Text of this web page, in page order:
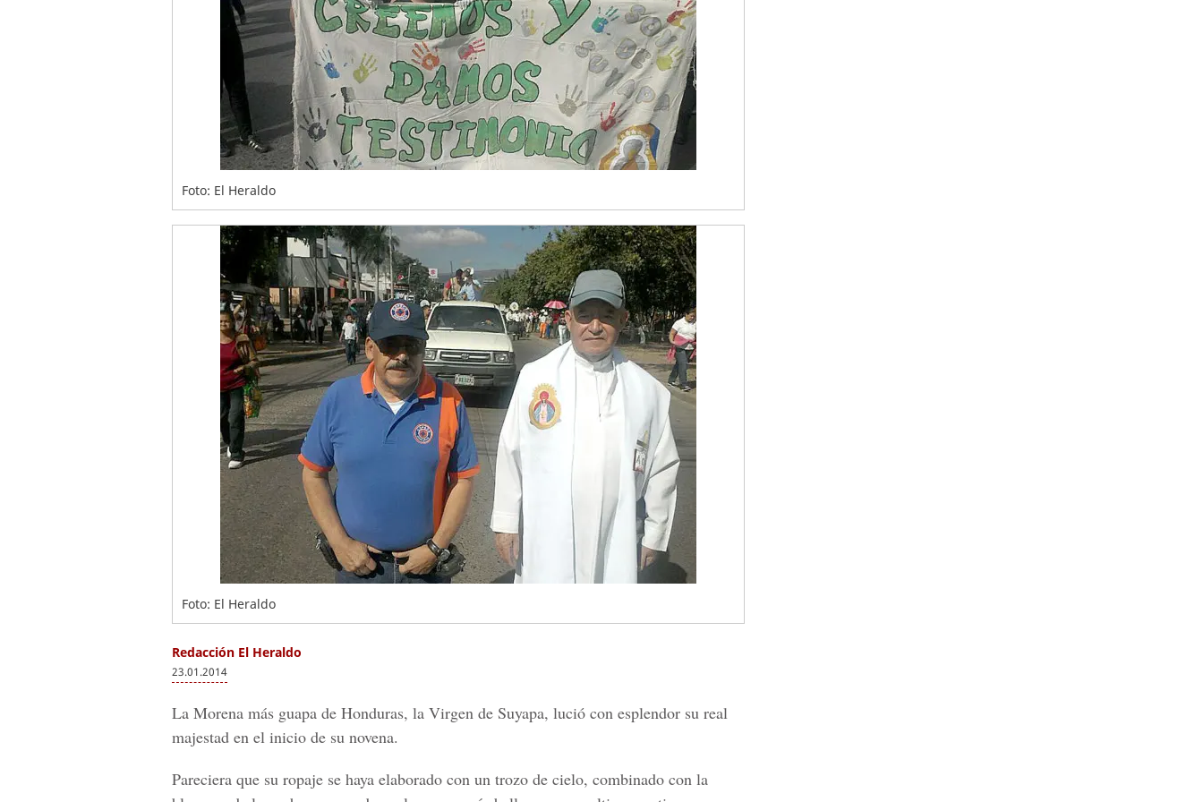
Foto: El Heraldo
Foto: El Heraldo
Redacción El Heraldo
23.01.2014
La Morena más guapa de Honduras, la Virgen de Suyapa, lució con esplendor su real
majestad en el inicio de su novena.
Pareciera que su ropaje se haya elaborado con un trozo de cielo, combinado con la